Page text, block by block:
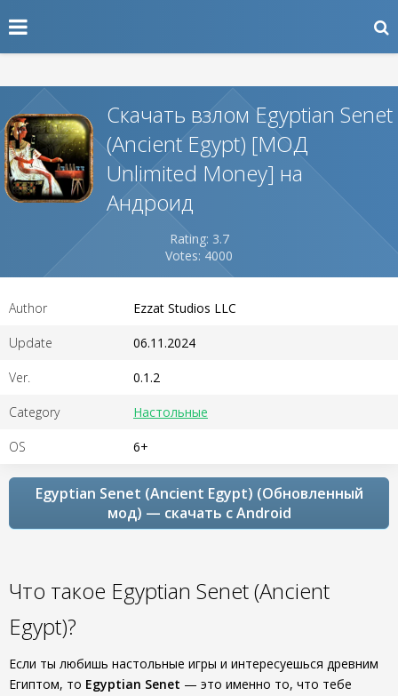
Скачать взлом Egyptian Senet
(Ancient Egypt) [МОД
Unlimited Money] на
Андроид
Rating: 3.7
Votes: 4000
Author Ezzat Studios LLC
Update 06.11.2024
Ver. 0.1.2
Category Настольные
OS 6+
Egyptian Senet (Ancient Egypt) (Обновленный
мод) — скачать с Android
Что такое Egyptian Senet (Ancient
Egypt)?
Если ты любишь настольные игры и интересуешься древним
Египтом, то Egyptian Senet — это именно то, что тебе